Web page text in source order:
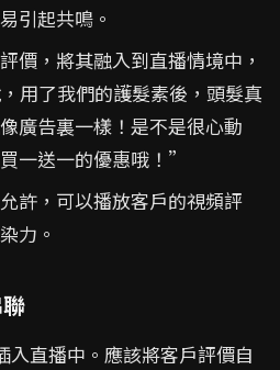
引起共鳴。
價，將其融入到直播情境中，
用了我們的護髮素後，頭髮真
廣告裏一樣！是不是很心動
一送一的優惠哦！”
許，可以播放客戶的視頻評
力。
入直播中。應該將客戶評價自